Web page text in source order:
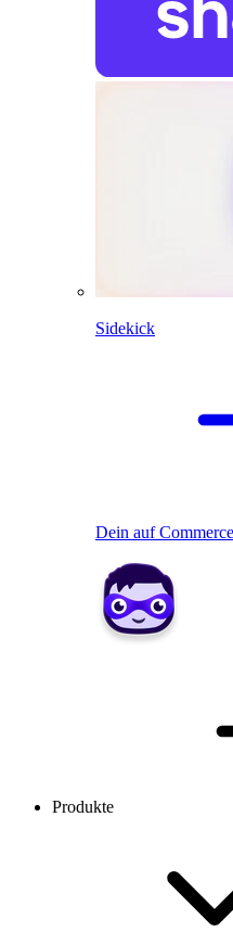
Sidekick
Dein auf
Produkte